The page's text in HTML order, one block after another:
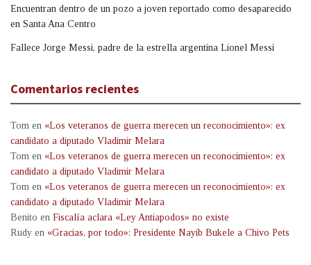
Encuentran dentro de un pozo a joven reportado como desaparecido
en Santa Ana Centro
Fallece Jorge Messi, padre de la estrella argentina Lionel Messi
Comentarios recientes
Tom en «Los veteranos de guerra merecen un reconocimiento»: ex
candidato a diputado Vladimir Melara
Tom en «Los veteranos de guerra merecen un reconocimiento»: ex
candidato a diputado Vladimir Melara
Tom en «Los veteranos de guerra merecen un reconocimiento»: ex
candidato a diputado Vladimir Melara
Benito en Fiscalía aclara «Ley Antiapodos» no existe
Rudy en «Gracias, por todo»: Presidente Nayib Bukele a Chivo Pets